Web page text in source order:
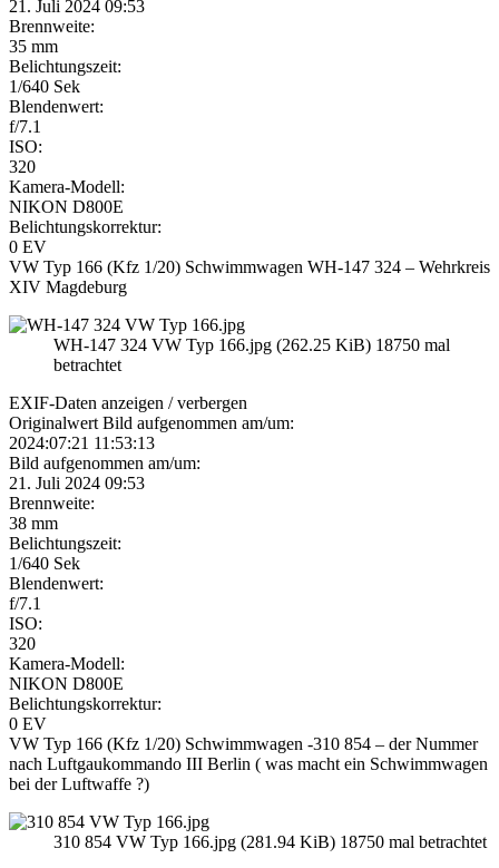
21. Juli 2024 09:53
Brennweite:
35 mm
Belichtungszeit:
1/640 Sek
Blendenwert:
f/7.1
ISO:
320
Kamera-Modell:
NIKON D800E
Belichtungskorrektur:
0 EV
VW Typ 166 (Kfz 1/20) Schwimmwagen WH-147 324 – Wehrkreis
XIV Magdeburg
WH-147 324 VW Typ 166.jpg (262.25 KiB) 18750 mal
betrachtet
EXIF-Daten anzeigen / verbergen
Originalwert Bild aufgenommen am/um:
2024:07:21 11:53:13
Bild aufgenommen am/um:
21. Juli 2024 09:53
Brennweite:
38 mm
Belichtungszeit:
1/640 Sek
Blendenwert:
f/7.1
ISO:
320
Kamera-Modell:
NIKON D800E
Belichtungskorrektur:
0 EV
VW Typ 166 (Kfz 1/20) Schwimmwagen -310 854 – der Nummer
nach Luftgaukommando III Berlin ( was macht ein Schwimmwagen
bei der Luftwaffe ?)
310 854 VW Typ 166.jpg (281.94 KiB) 18750 mal betrachtet